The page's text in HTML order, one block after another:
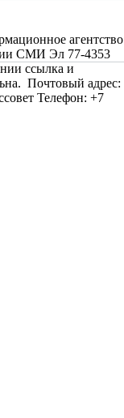
агентство
СМИ Эл 77-4353
ссылка и
Почтовый адрес:
Телефон: +7